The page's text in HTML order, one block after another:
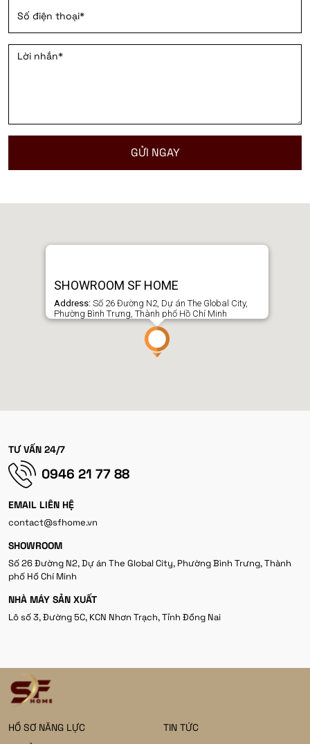
SHOWROOM SF HOME
Address: Số 26 Đường N2, Dự án The Global City,
Phường Bình Trưng, Thành phố Hồ Chí Minh
TƯ VẤN 24/7
0946 21 77 88
EMAIL LIÊN HỆ
contact@sfhome.vn
SHOWROOM
Số 26 Đường N2, Dự án The Global City, Phường Bình Trưng, Thành
phố Hồ Chí Minh
NHÀ MÁY SẢN XUẤT
Lô số 3, Đường 5C, KCN Nhơn Trạch, Tỉnh Đồng Nai
HỒ SƠ NĂNG LỰC
TIN TỨC